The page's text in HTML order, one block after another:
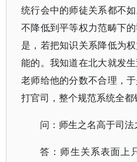
统行会中的师徒关系都不
不降低到平等权力范畴下
是，若把知识关系降低为
能的。我知道在北大就发
老师给他的分数不合理，
打官司，整个规范系统全都
问：师生之名高于司法
答：师生关系表面上